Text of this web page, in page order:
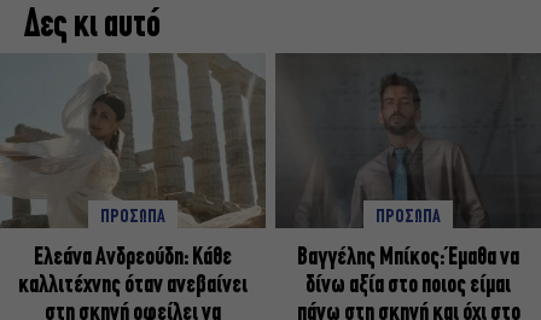
Δες κι αυτό
ΠΡΟΣΩΠΑ
Ελεάνα Ανδρεούδη: Κάθε
καλλιτέχνης όταν ανεβαίνει
στη σκηνή οφείλει να
ΠΡΟΣΩΠΑ
Βαγγέλης Μπίκος: Έμαθα να
δίνω αξία στο ποιος είμαι
πάνω στη σκηνή και όχι στο